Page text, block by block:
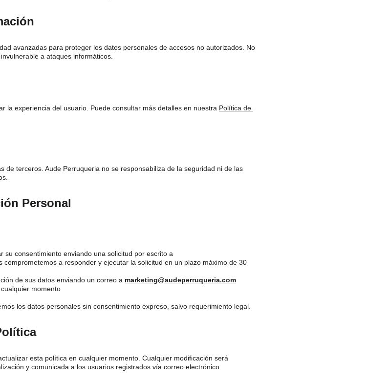
avanzadas para proteger los datos personales de accesos no autorizados. No
a ataques informáticos.
la experiencia del usuario. Puede consultar más detalles en nuestra Política de
de terceros. Aude Perruqueria no se responsabiliza de la seguridad ni de las
Personal
su consentimiento enviando una solicitud por escrito a
comprometemos a responder y ejecutar la solicitud en un plazo máximo de 30
de sus datos enviando un correo a marketing@audeperruqueria.com
momento
los datos personales sin consentimiento expreso, salvo requerimiento legal.
esta política en cualquier momento. Cualquier modificación será
y comunicada a los usuarios registrados vía correo electrónico.